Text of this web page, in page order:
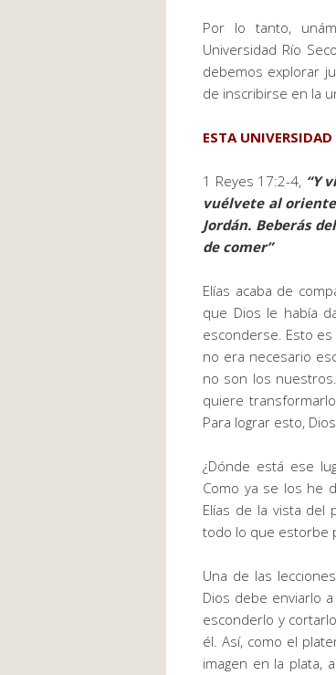
Por lo tanto,
Universidad Río
debemos explorar
de inscribirse en la
ESTA
1 Reyes 17:2-4, “Y
vuélvete al
Jordán. Beberás
de comer”
Elías acaba de
que Dios le había
esconderse. Esto
no era necesario
no son los
quiere
Para lograr esto,
¿Dónde está ese
Como ya se los he
Elías de la vista del
todo lo que estorbe
Una de las
Dios debe enviarlo a
esconderlo y
él. Así, como el
imagen en la plata,